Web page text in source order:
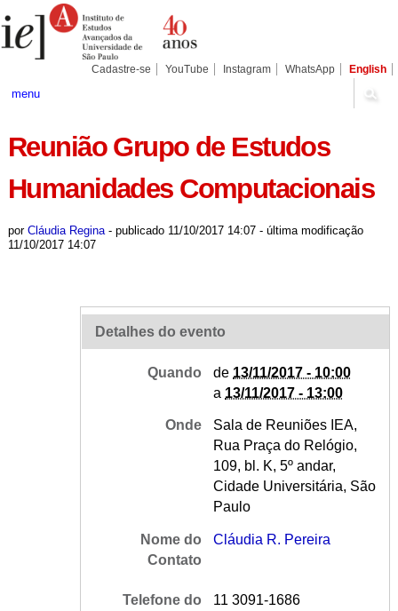
para
conteúdo.
Pessoais
Cadastre-se YouTube Instagram WhatsApp English
menu
Reunião Grupo de Estudos
Humanidades Computacionais
por Cláudia Regina - publicado11/10/2017 14:07 - última modificação
11/10/2017 14:07
Detalhes do evento
Quando de 13/11/2017 - 10:00
a 13/11/2017 - 13:00
Onde
Sala de Reuniões IEA,
Rua Praça do Relógio,
109, bl. K, 5º andar,
Cidade Universitária, São
Paulo
Nome do
Contato
Cláudia R. Pereira
Telefone do
11 3091-1686